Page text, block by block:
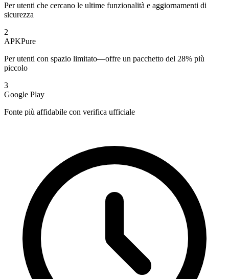
Per utenti che cercano le ultime funzionalità e aggiornamenti di
sicurezza
2
APKPure
Per utenti con spazio limitato—offre un pacchetto del 28% più
piccolo
3
Google Play
Fonte più affidabile con verifica ufficiale